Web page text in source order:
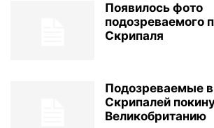
Появилось фото
подозреваемого
Скрипаля
Подозреваемые
Скрипалей
Великобританию